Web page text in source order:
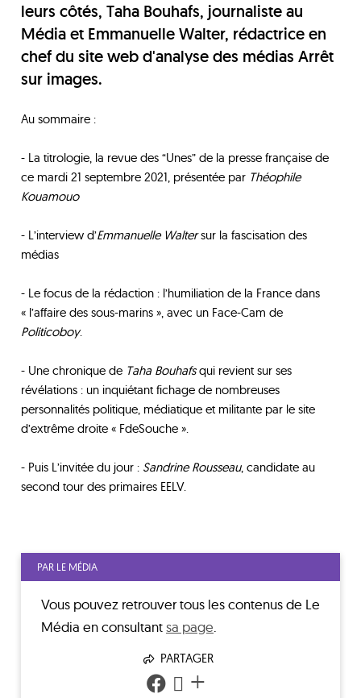
leurs côtés, Taha Bouhafs, journaliste au
Média et Emmanuelle Walter, rédactrice en
chef du site web d'analyse des médias Arrêt
sur images.
Au sommaire :
- La titrologie, la revue des “Unes” de la presse française de
ce mardi 21 septembre 2021, présentée par Théophile
Kouamouo
- L’interview d’Emmanuelle Waltersur la fascisation des
médias
- Le focus de la rédaction : l’humiliation de la France dans
« l’affaire des sous-marins », avec un Face-Cam de
Politicoboy.
- Une chronique de Taha Bouhafsqui revient sur ses
révélations : un inquiétant fichage de nombreuses
personnalités politique, médiatique et militante par le site
d’extrême droite « FdeSouche ».
- Puis L’invitée du jour : Sandrine Rousseau, candidate au
second tour des primaires EELV.
PAR LE MÉDIA
Vous pouvez retrouver tous les contenus de Le
Média en consultantsa page
PARTAGER
+